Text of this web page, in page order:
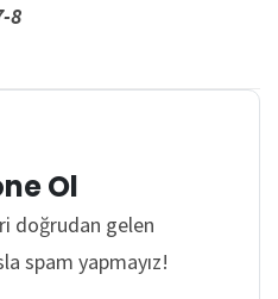
8
Ol
doğrudan gelen
spam yapmayız!